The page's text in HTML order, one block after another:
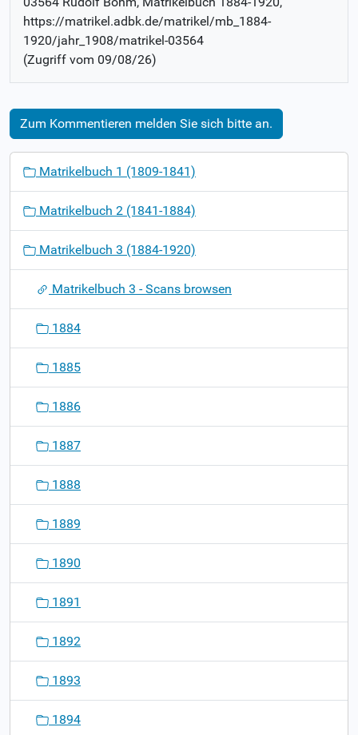
https://matrikel.adbk.de/matrikel/mb_1884-
1920/jahr_1908/matrikel-03564
(Zugriff vom 09/08/26)
Zum Kommentieren melden Sie sich bitte an.
o
Matrikelbuch 1 (1809-1841)
Matrikelbuch 2 (1841-1884)
Matrikelbuch 3 (1884-1920)
Matrikelbuch 3 - Scans browsen
1884
1885
1886
1887
1888
1889
1890
1891
1892
1893
1894